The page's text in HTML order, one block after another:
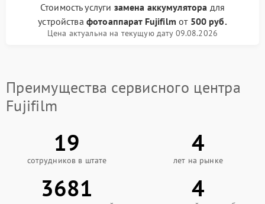
Стоимость услуги замена аккумулятора для
устройства фотоаппарат Fujifilm от 500 руб.
Цена актуальна на текущую дату 09.08.2026
Преимущества сервисного центра
Fujifilm
19
сотрудников в штате
4
лет на рынке
3681 4